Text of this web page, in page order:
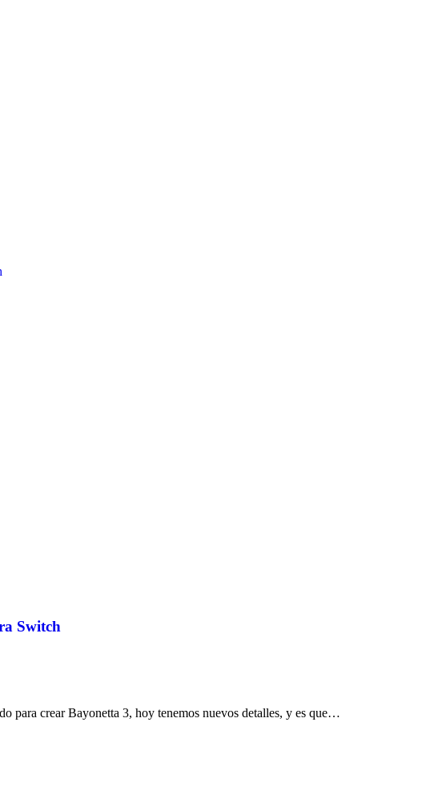
Switch
para crear Bayonetta 3, hoy tenemos nuevos detalles, y es que…